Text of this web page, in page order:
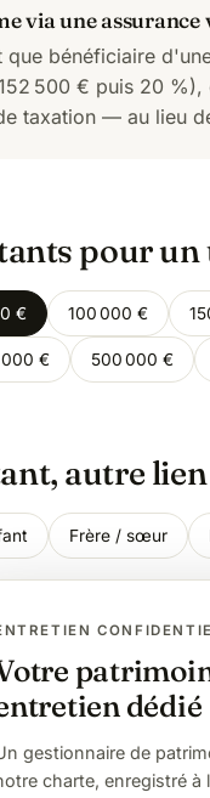
via une assurance
que bénéficiaire
500 € puis 20
taxation — au lieu
pour un
€ 100 000 €
€ 500 000 €
autre
Frère / sœur
quasi
transmission
vie (152
outil de masse
dédié
gestionnaire de
charte, enregistré à